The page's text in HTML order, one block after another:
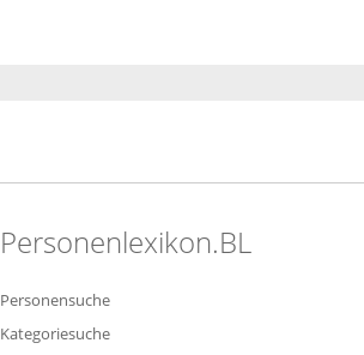
Personenlexikon.BL
Personensuche
Kategoriesuche